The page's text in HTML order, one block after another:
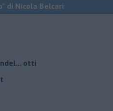
di Nicola Belcari
otti